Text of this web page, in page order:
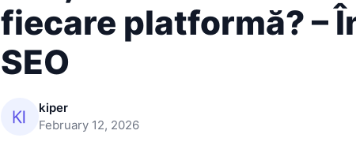
fiecare platformă? –
SEO
kiper
February 12, 2026